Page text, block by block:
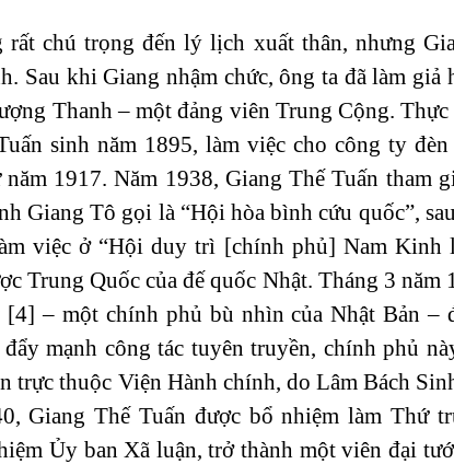
rất chú trọng đến lý lịch xuất thân, nhưng
Sau khi Giang nhậm chức, ông ta đã làm giả
Thanh – một đảng viên Trung Cộng. Thực
sinh năm 1895, làm việc cho công ty
1917. Năm 1938, Giang Thế Tuấn tham
Giang Tô gọi là “Hội hòa bình cứu quốc”,
việc ở “Hội duy trì [chính phủ] Nam Kinh
Trung Quốc của đế quốc Nhật. Tháng 3 năm
– một chính phủ bù nhìn của Nhật Bản –
mạnh công tác tuyên truyền, chính phủ
trực thuộc Viện Hành chính, do Lâm Bách
Giang Thế Tuấn được bổ nhiệm làm Thứ
Ủy ban Xã luận, trở thành một viên đại